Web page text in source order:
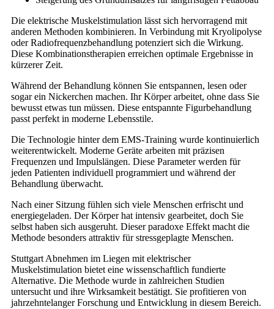
Die elektrische Muskelstimulation lässt sich hervorragend mit
anderen Methoden kombinieren. In Verbindung mit Kryolipolyse
oder Radiofrequenzbehandlung potenziert sich die Wirkung.
Diese Kombinationstherapien erreichen optimale Ergebnisse in
kürzerer Zeit.
Während der Behandlung können Sie entspannen, lesen oder
sogar ein Nickerchen machen. Ihr Körper arbeitet, ohne dass Sie
bewusst etwas tun müssen. Diese entspannte Figurbehandlung
passt perfekt in moderne Lebensstile.
Die Technologie hinter dem EMS-Training wurde kontinuierlich
weiterentwickelt. Moderne Geräte arbeiten mit präzisen
Frequenzen und Impulslängen. Diese Parameter werden für
jeden Patienten individuell programmiert und während der
Behandlung überwacht.
Nach einer Sitzung fühlen sich viele Menschen erfrischt und
energiegeladen. Der Körper hat intensiv gearbeitet, doch Sie
selbst haben sich ausgeruht. Dieser paradoxe Effekt macht die
Methode besonders attraktiv für stressgeplagte Menschen.
Stuttgart Abnehmen im Liegen mit elektrischer
Muskelstimulation bietet eine wissenschaftlich fundierte
Alternative. Die Methode wurde in zahlreichen Studien
untersucht und ihre Wirksamkeit bestätigt. Sie profitieren von
jahrzehntelanger Forschung und Entwicklung in diesem Bereich.